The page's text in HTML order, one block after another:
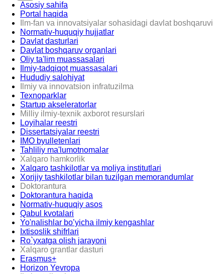
Asosiy sahifa
Portal haqida
Ilm-fan va innovatsiyalar sohasidagi davlat boshqaruvi
Normativ-huquqiy hujjatlar
Davlat dasturlari
Davlat boshqaruv organlari
Oliy ta'lim muassasalari
Ilmiy-tadqiqot muassasalari
Hududiy salohiyat
Ilmiy va innovatsion infratuzilma
Texnoparklar
Startup akseleratorlar
Milliy ilmiy-texnik axborot resurslari
Loyihalar reestri
Dissertatsiyalar reestri
IMO byulletenlari
Tahliliy ma'lumotnomalar
Xalqaro hamkorlik
Xalqaro tashkilotlar va moliya institutlari
Xorijiy tashkilotlar bilan tuzilgan memorandumlar
Doktorantura
Doktorantura haqida
Normativ-huquqiy asos
Qabul kvotalari
Yo'nalishlar bo’yicha ilmiy kengashlar
Ixtisoslik shifrlari
Ro`yxatga olish jarayoni
Xalqaro grantlar dasturi
Erasmus+
Horizon Yevropa